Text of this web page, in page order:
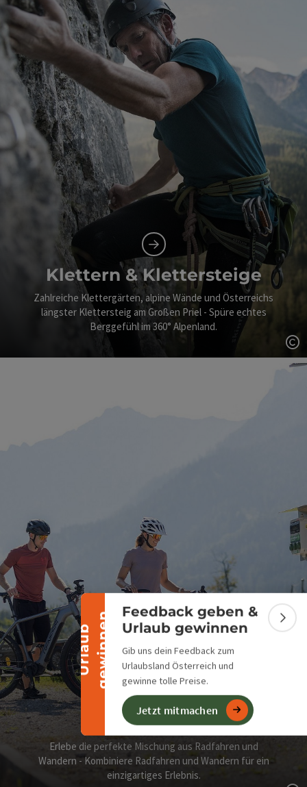
U
r
l
a
u
b
g
e
w
i
n
n
en
Banner einklappen
Feedback geben &
Urlaub gewinnen
Gib uns dein Feedback zum
Urlaubsland Österreich und
gewinne tolle Preise.
Jetzt mitmachen
Klettern & Klettersteige
Zahlreiche Klettergärten, alpine Wände und Österreichs
längster Klettersteig am Großen Priel - Spüre echtes
Berggefühl im 360° Alpenland.
Bike & Hike
Erlebe die perfekte Mischung aus Radfahren und
Wandern - Kombiniere Radfahren und Wandern für ein
einzigartiges Erlebnis.